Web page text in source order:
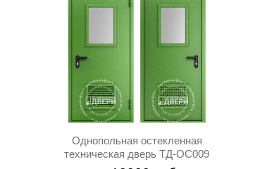
Однопольная остекленная
техническая дверь ТД-ОС009